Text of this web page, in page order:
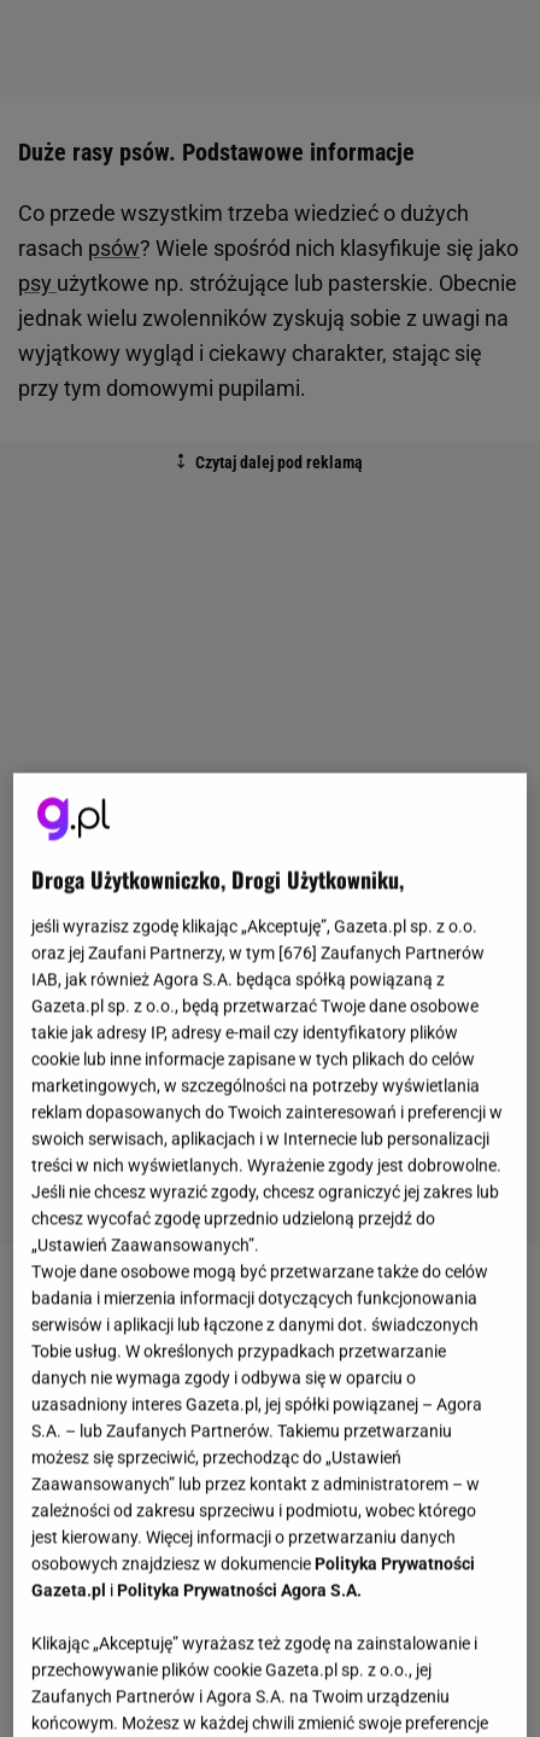
Duże rasy psów. Podstawowe informacje
Co przede wszystkim trzeba wiedzieć o dużych
rasach psów? Wiele spośród nich klasyfikuje się jako
psy użytkowe np. stróżujące lub pasterskie. Obecnie
jednak wielu zwolenników zyskują sobie z uwagi na
wyjątkowy wygląd i ciekawy charakter, stając się
przy tym domowymi pupilami.
Droga Użytkowniczko, Drogi Użytkowniku,
jeśli wyrazisz zgodę klikając „Akceptuję”, Gazeta.pl sp. z o.o.
oraz jej Zaufani Partnerzy, w tym [676] Zaufanych Partnerów
IAB, jak również Agora S.A. będąca spółką powiązaną z
Gazeta.pl sp. z o.o., będą przetwarzać Twoje dane osobowe
takie jak adresy IP, adresy e-mail czy identyfikatory plików
cookie lub inne informacje zapisane w tych plikach do celów
marketingowych, w szczególności na potrzeby wyświetlania
reklam dopasowanych do Twoich zainteresowań i preferencji w
swoich serwisach, aplikacjach i w Internecie lub personalizacji
treści w nich wyświetlanych. Wyrażenie zgody jest dobrowolne.
Jeśli nie chcesz wyrazić zgody, chcesz ograniczyć jej zakres lub
chcesz wycofać zgodę uprzednio udzieloną przejdź do
„Ustawień Zaawansowanych”.
Twoje dane osobowe mogą być przetwarzane także do celów
badania i mierzenia informacji dotyczących funkcjonowania
serwisów i aplikacji lub łączone z danymi dot. świadczonych
Tobie usług. W określonych przypadkach przetwarzanie
danych nie wymaga zgody i odbywa się w oparciu o
uzasadniony interes Gazeta.pl, jej spółki powiązanej – Agora
S.A. – lub Zaufanych Partnerów. Takiemu przetwarzaniu
możesz się sprzeciwić, przechodząc do „Ustawień
Zaawansowanych” lub przez kontakt z administratorem – w
zależności od zakresu sprzeciwu i podmiotu, wobec którego
jest kierowany. Więcej informacji o przetwarzaniu danych
osobowych znajdziesz w dokumencie Polityka Prywatności
Gazeta.pl i Polityka Prywatności Agora S.A.
Klikając „Akceptuję” wyrażasz też zgodę na zainstalowanie i
przechowywanie plików cookie Gazeta.pl sp. z o.o., jej
Zaufanych Partnerów i Agora S.A. na Twoim urządzeniu
końcowym. Możesz w każdej chwili zmienić swoje preferencje